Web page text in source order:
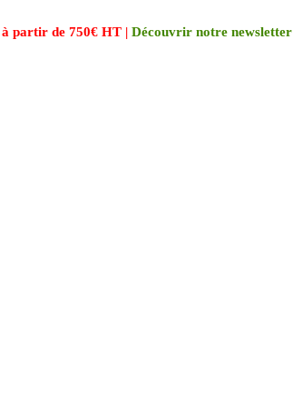
partir de 750€ HT | Découvrir notre newsletter